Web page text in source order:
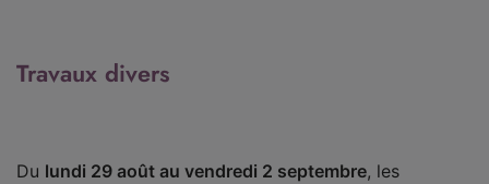
Travaux divers
Du lundi 29 août au vendredi 2 septembre, les